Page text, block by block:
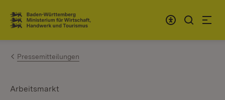
Zum Inhalt springen
Link zur Startseite
Pressemitteilungen
Arbeitsmarkt